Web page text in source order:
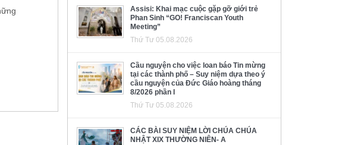
Assisi: Khai mạc cuộc gặp gỡ giới trẻ
Phan Sinh “GO! Franciscan Youth
Meeting”
Thứ Tư 05.08.2026
Cầu nguyện cho việc loan báo Tin mừng
tại các thành phố – Suy niệm dựa theo ý
cầu nguyện của Đức Giáo hoàng tháng
8/2026 phần I
Thứ Tư 05.08.2026
CÁC BÀI SUY NIỆM LỜI CHÚA CHÚA
NHẬT XIX THƯỜNG NIÊN- A